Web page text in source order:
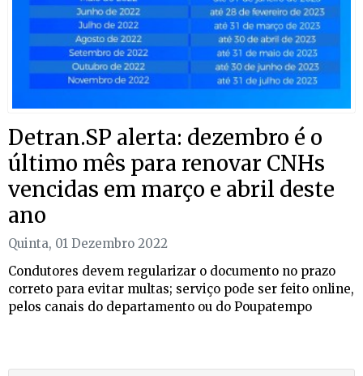
Detran.SP alerta: dezembro é o
último mês para renovar CNHs
vencidas em março e abril deste
ano
Quinta, 01 Dezembro 2022
Condutores devem regularizar o documento no prazo
correto para evitar multas; serviço pode ser feito online,
pelos canais do departamento ou do Poupatempo